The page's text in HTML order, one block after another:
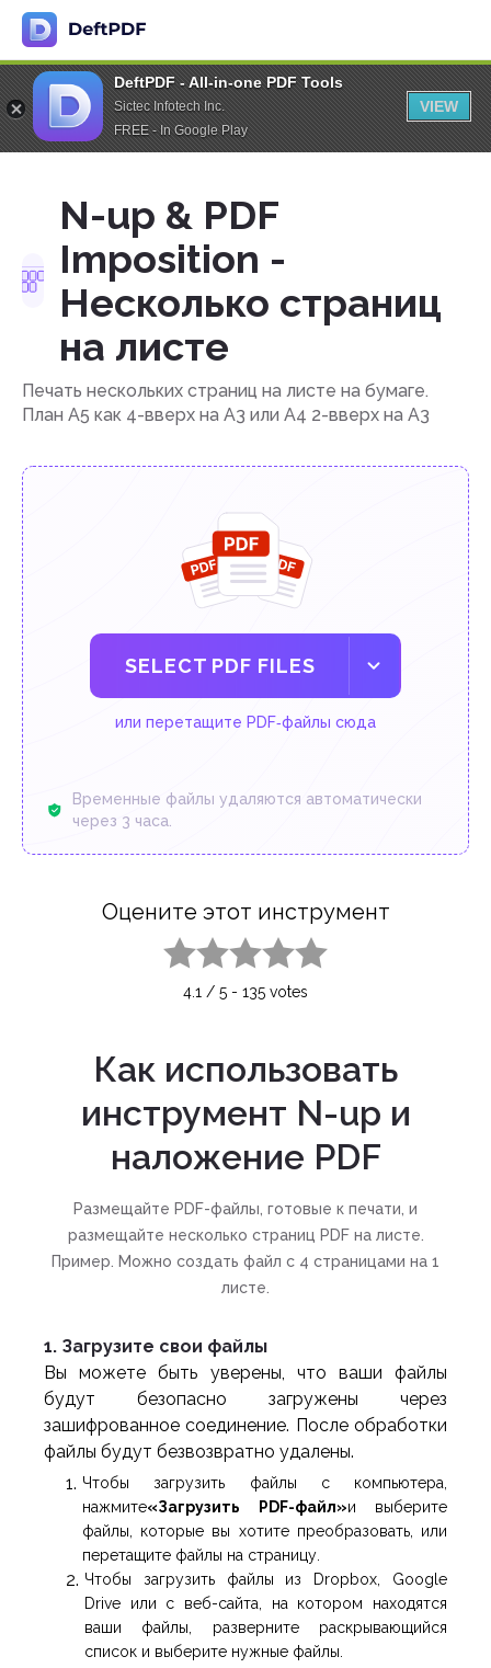
DeftPDF - All-in-one PDF Tools
Sictec Infotech Inc.
FREE - In Google Play
VIEW
N-up & PDF
Imposition -
Несколько страниц
на листе
Печать нескольких страниц на листе на бумаге.
План A5 как 4-вверх на A3 или A4 2-вверх на A3
SELECT PDF FILES
или перетащите PDF‑файлы сюда
Временные файлы удаляются автоматически
через 3 часа.
Оцените этот инструмент
4.1 / 5 - 135 votes
Как использовать
инструмент N-up и
наложение PDF
Размещайте PDF-файлы, готовые к печати, и
размещайте несколько страниц PDF на листе.
Пример. Можно создать файл с 4 страницами на 1
листе.
1. Загрузите свои файлы
Вы можете быть уверены, что ваши файлы
будут безопасно загружены через
зашифрованное соединение. После обработки
файлы будут безвозвратно удалены.
Чтобы загрузить файлы с компьютера,
нажмите«Загрузить PDF-файл»и выберите
файлы, которые вы хотите преобразовать, или
перетащите файлы на страницу.
Чтобы загрузить файлы из Dropbox, Google
Drive или с веб-сайта, на котором находятся
ваши файлы, разверните раскрывающийся
список и выберите нужные файлы.